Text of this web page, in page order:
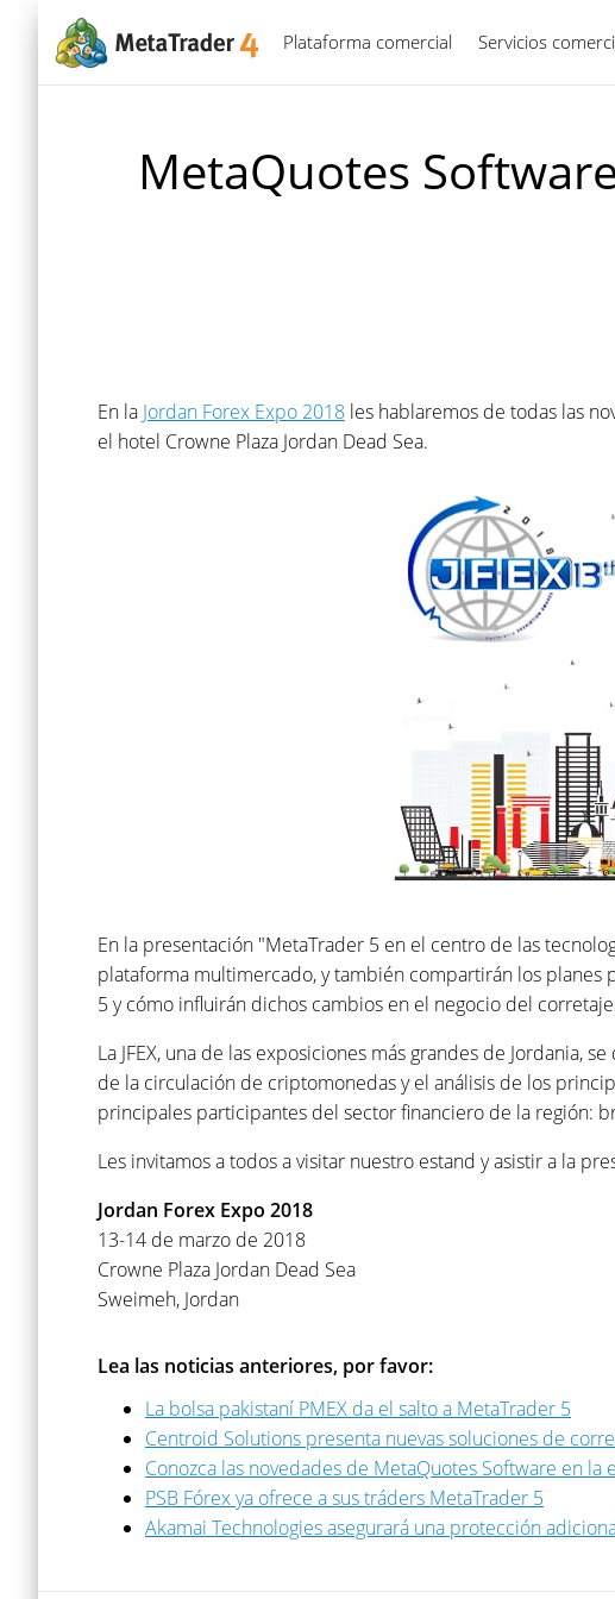
Plataforma comercial Servicios
MetaQuotes
En la Jordan Forex Expo 2018 les hablaremos de todas las
el hotel Crowne Plaza Jordan Dead Sea.
En la presentación "MetaTrader 5 en el centro de las
plataforma multimercado, y también compartirán los
5 y cómo influirán dichos cambios en el negocio del
La JFEX, una de las exposiciones más grandes de Jordania,
de la circulación de criptomonedas y el análisis de los
principales participantes del sector financiero de la región:
Les invitamos a todos a visitar nuestro estand y asistir a la
Jordan Forex Expo 2018
13-14 de marzo de 2018
Crowne Plaza Jordan Dead Sea
Sweimeh, Jordan
Lea las noticias anteriores, por favor:
La bolsa pakistaní PMEX da el salto a MetaTrader 5
Centroid Solutions presenta nuevas soluciones de
Conozca las novedades de MetaQuotes Software en la
PSB Fórex ya ofrece a sus tráders MetaTrader 5
Akamai Technologies asegurará una protección